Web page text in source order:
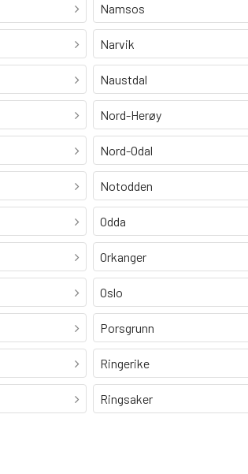
Namsos
Narvik
Naustdal
Nord-Herøy
Nord-Odal
Notodden
Odda
Orkanger
Oslo
Porsgrunn
Ringerike
Ringsaker